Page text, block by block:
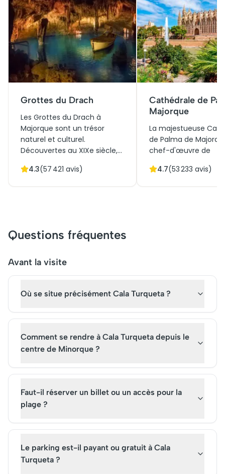
Grottes du Drach
Les Grottes du Drach à
Majorque sont un trésor
naturel et culturel.
Découvertes au XIXe siècle,
grands lacs souterrains
combinant histoire et
beauté architecturale.
naturel, elles sont désormais
visiteurs chaque année qui
visite guidée.
4.3(57 421 avis)
Cathédrale de
Majorque
La majestueuse
de Palma de
chef-d'œuvre de
domine la capitale
plongez dans
emblématique.
4.7(53 233 avis)
Questions fréquentes
Avant la visite
Où se situe précisément Cala Turqueta ?
Comment se rendre à Cala Turqueta depuis le
centre de Minorque ?
Faut-il réserver un billet ou un accès pour la
plage ?
Le parking est-il payant ou gratuit à Cala
Turqueta ?